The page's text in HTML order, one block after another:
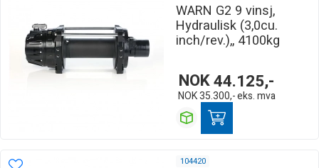
WARN G2 9 vinsj,
Hydraulisk (3,0cu.
inch/rev.),, 4100kg
NOK44.125,-
NOK35.300,-eks. mva
104420